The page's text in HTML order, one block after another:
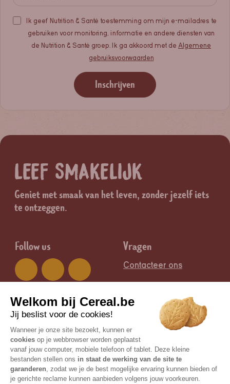
Ik geef Nutrition & Santé toestemming om mijn e-mailadres te
gebruiken voor monitoring, informatie en andere diensten van
de Nutrition & Santé groep. Ik ga akkoord met de Algemene
gebruiksvoorwaarden
Inschrijven
LEEF SMAKELIJK
Geniet met smaak van het leven, zonder jezelf iets
te ontzeggen.
Follow us Vragen
Contacteer ons
Groep
Nutrition & Santé Juridische informatie
Certisys / BE-BIO-01 is de controlerende bioinstantie |